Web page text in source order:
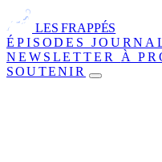
LES FRAPPÉS
ÉPISODES
NEWSLETTER À
SOUTENIR